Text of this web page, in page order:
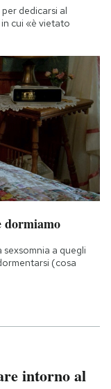
dedicarsi al
cui «è vietato
dormiamo
a quegli
(cosa
intorno al